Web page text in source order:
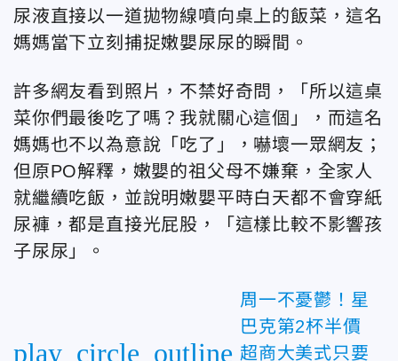
尿液直接以一道拋物線噴向桌上的飯菜，這名
媽媽當下立刻捕捉嫩嬰尿尿的瞬間。
許多網友看到照片，不禁好奇問，「所以這桌
菜你們最後吃了嗎？我就關心這個」，而這名
媽媽也不以為意說「吃了」，嚇壞一眾網友；
但原PO解釋，嫩嬰的祖父母不嫌棄，全家人
就繼續吃飯，並說明嫩嬰平時白天都不會穿紙
尿褲，都是直接光屁股，「這樣比較不影響孩
子尿尿」。
play_circle_outline
周一不憂鬱！星
巴克第2杯半價
超商大美式只要